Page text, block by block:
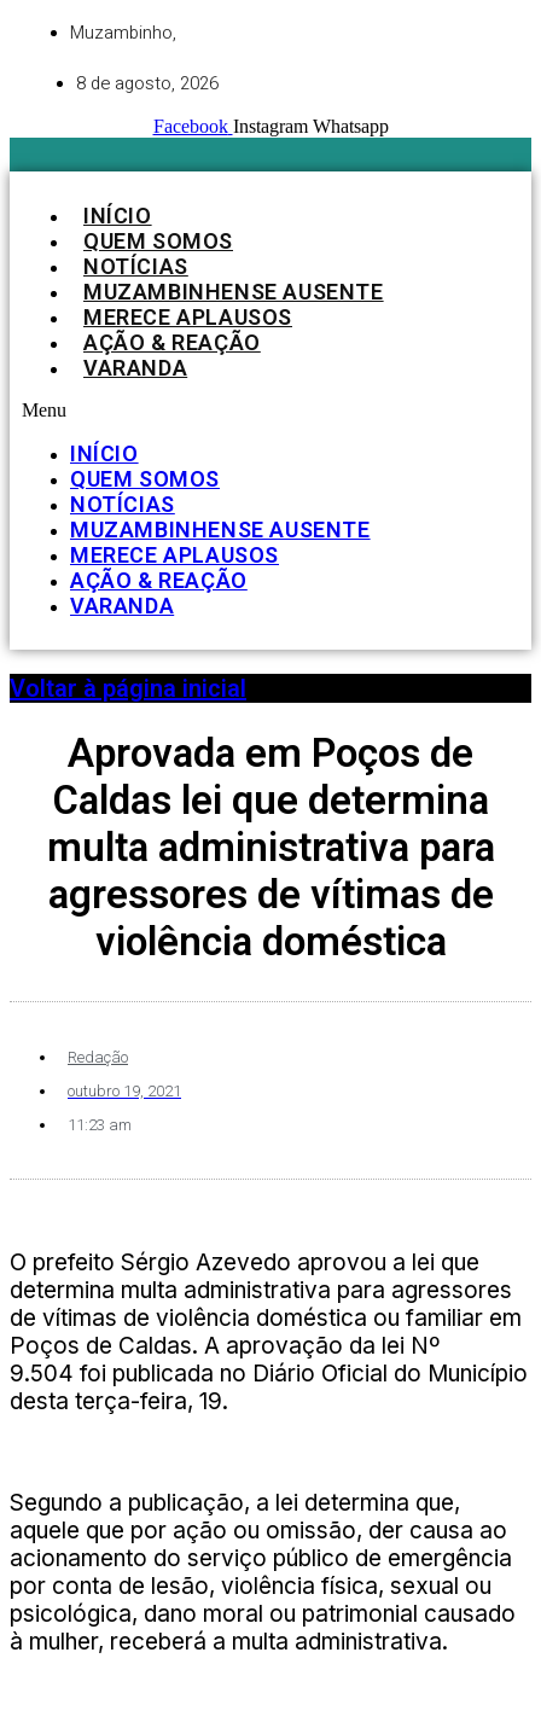
conteúdo
Muzambinho,
8 de agosto, 2026
Facebook Instagram Whatsapp
INÍCIO
QUEM SOMOS
NOTÍCIAS
MUZAMBINHENSE AUSENTE
MERECE APLAUSOS
AÇÃO & REAÇÃO
VARANDA
Menu
INÍCIO
QUEM SOMOS
NOTÍCIAS
MUZAMBINHENSE AUSENTE
MERECE APLAUSOS
AÇÃO & REAÇÃO
VARANDA
Voltar à página inicial
Aprovada em Poços de
Caldas lei que determina
multa administrativa para
agressores de vítimas de
violência doméstica
Redação
outubro 19, 2021
11:23 am
O prefeito Sérgio Azevedo aprovou a lei que
determina multa administrativa para agressores
de vítimas de violência doméstica ou familiar em
Poços de Caldas. A aprovação da lei Nº
9.504 foi publicada no Diário Oficial do Município
desta terça-feira, 19.
Segundo a publicação, a lei determina que,
aquele que por ação ou omissão, der causa ao
acionamento do serviço público de emergência
por conta de lesão, violência física, sexual ou
psicológica, dano moral ou patrimonial causado
à mulher, receberá a multa administrativa.